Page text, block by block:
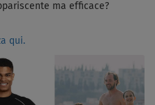
ma efficace?
qui.